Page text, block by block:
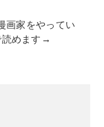
画家をやってい
読めます→